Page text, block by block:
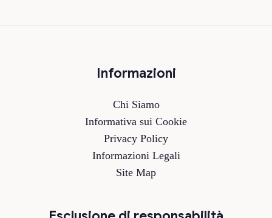
Informazioni
Chi Siamo
Informativa sui Cookie
Privacy Policy
Informazioni Legali
Site Map